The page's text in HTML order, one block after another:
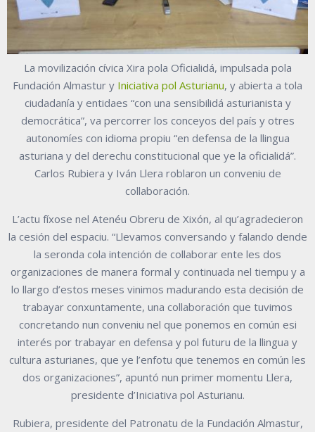
La movilización cívica Xira pola Oficialidá, impulsada pola
Fundación Almastur y Iniciativa pol Asturianu, y abierta a tola
ciudadanía y entidaes “con una sensibilidá asturianista y
democrática”, va percorrer los conceyos del país y otres
autonomíes con idioma propiu “en defensa de la llingua
asturiana y del derechu constitucional que ye la oficialidá”.
Carlos Rubiera y Iván Llera roblaron un conveniu de
collaboración.
L’actu fíxose nel Atenéu Obreru de Xixón, al qu’agradecieron
la cesión del espaciu. “Llevamos conversando y falando dende
la seronda cola intención de collaborar ente les dos
organizaciones de manera formal y continuada nel tiempu y a
lo llargo d’estos meses vinimos madurando esta decisión de
trabayar conxuntamente, una collaboración que tuvimos
concretando nun conveniu nel que ponemos en común esi
interés por trabayar en defensa y pol futuru de la llingua y
cultura asturianes, que ye l’enfotu que tenemos en común les
dos organizaciones”, apuntó nun primer momentu Llera,
presidente d’Iniciativa pol Asturianu.
Rubiera, presidente del Patronatu de la Fundación Almastur,